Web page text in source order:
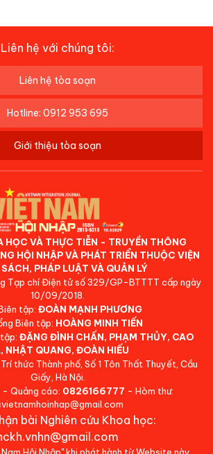
Liên hệ với chúng tôi:
Liên hệ tòa soạn
Hotline: 0912 953 695
Giới thiệu tòa soạn
HỌC VÀ THỰC TIỄN - TRUYỀN THÔNG
HỘI NHẬP VÀ PHÁT TRIỂN THUỘC VIỆN
PHÁP LUẬT VÀ QUẢN LÝ
Tạp chí Điện tử số 329/GP-BTTTT cấp ngày
10/09/2018.
tập: ĐOÀN MẠNH PHƯƠNG
Biên tập: HOÀNG MINH TIẾN
ĐẶNG ĐÌNH CHẤN, PHẠM THỦY, CAO
NHẬT QUANG, ĐOÀN HIẾU
thức Thành phố, Số 1 Tôn Thất Thuyết, Cầu
Giấy, Hà Nội.
- Quảng cáo: 0826166777 - Hòm thư:
bài Nghiên cứu Khoa học:
Hội Nhập" khi phát hành từ Website này.